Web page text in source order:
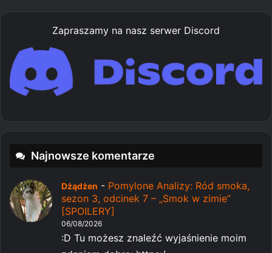
Zapraszamy na nasz serwer Discord
Najnowsze komentarze
Dżądżen - Pomylone Analizy: Ród smoka,
sezon 3, odcinek 7 – „Smok w zimie”
[SPOILERY]
06/08/2026
:D Tu możesz znaleźć wyjaśnienie moim